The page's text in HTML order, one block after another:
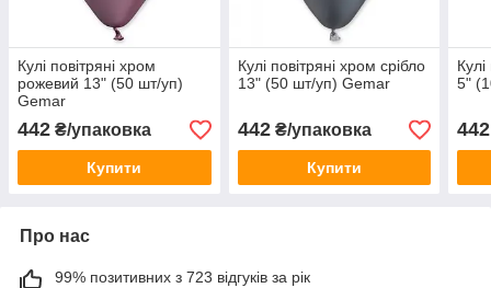
Кулі повітряні хром
рожевий 13" (50 шт/уп)
Gemar
442 ₴/упаковка
Купити
Кулі повітряні хром срібло
13" (50 шт/уп) Gemar
442₴/упаковка
Купити
5"
442
Про нас
99% позитивних з 723 відгуків за рік